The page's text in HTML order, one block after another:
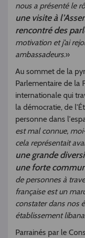
nous a présenté le
une visite à
rencontré des
motivation et j’ai
ambassadeurs.»
Au sommet de la
Parlementaire de la
internationale qui
la démocratie, de
personne dans
est mal connue,
cela représentait
une grande
une forte
de personnes à
française est un
constater dans nos
établissement
Parrainés par le